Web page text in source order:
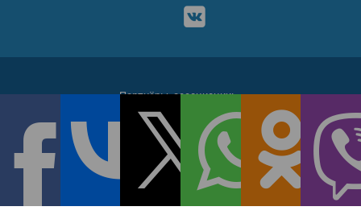
Партнёры-ассоциации: